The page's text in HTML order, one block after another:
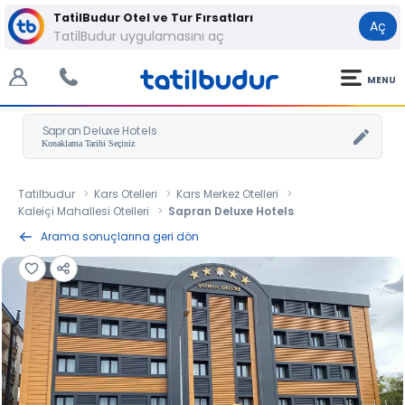
TatilBudur Otel ve Tur Fırsatları
TatilBudur uygulamasını aç
Aç
MENU
Sapran Deluxe Hotels
Tatilbudur Kars Otelleri
Kars Merkez Otelleri
Kaleiçi Mahallesi Otelleri
Sapran Deluxe Hotels
Arama sonuçlarına geri dön